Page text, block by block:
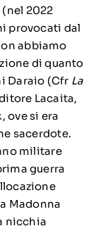
2022
provocati dal
abbiamo
di quanto
Daraio (Cfr La
Lacaita,
ove si era
sacerdote.
militare
guerra
Madonna
nicchia